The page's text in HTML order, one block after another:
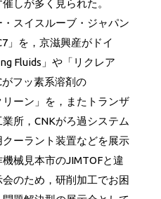
しが多く見られた。
スイスルーブ・ジャパン
」を，京滋興産がドイ
Fluids」や「リクレア
フッ素系溶剤の
リーン」を，またトランザ
所，CNKがろ過システム
ーラント装置などを展示
械見本市のJIMTOFと違
のため，研削加工でお困